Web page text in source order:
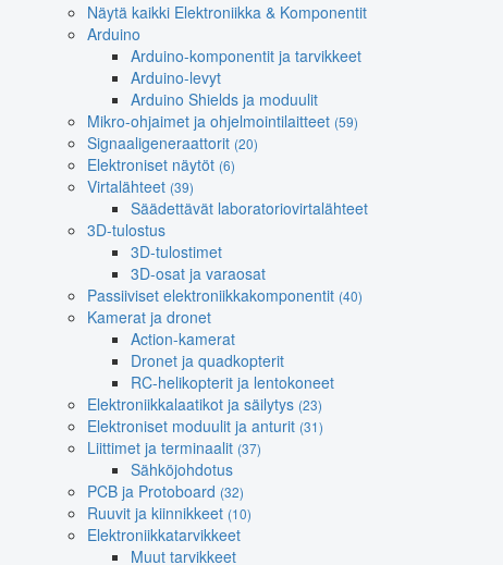
Näytä kaikki Elektroniikka & Komponentit
Arduino
Arduino-komponentit ja tarvikkeet
Arduino-levyt
Arduino Shields ja moduulit
Mikro-ohjaimet ja ohjelmointilaitteet (59)
Signaaligeneraattorit (20)
Elektroniset näytöt (6)
Virtalähteet (39)
Säädettävät laboratoriovirtalähteet
3D-tulostus
3D-tulostimet
3D-osat ja varaosat
Passiiviset elektroniikkakomponentit (40)
Kamerat ja dronet
Action-kamerat
Dronet ja quadkopterit
RC-helikopterit ja lentokoneet
Elektroniikkalaatikot ja säilytys (23)
Elektroniset moduulit ja anturit (31)
Liittimet ja terminaalit (37)
Sähköjohdotus
PCB ja Protoboard (32)
Ruuvit ja kiinnikkeet (10)
Elektroniikkatarvikkeet
Muut tarvikkeet